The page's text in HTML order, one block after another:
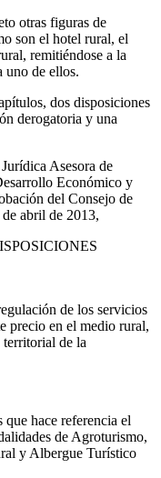
otras figuras de
son el hotel rural, el
remitiéndose a la
uno de ellos.
dos disposiciones
derogatoria y una
Asesora de
Económico y
del Consejo de
abril de 2013,
de los servicios
precio en el medio rural,
territorial de la
hace referencia el
de Agroturismo,
y Albergue Turístico